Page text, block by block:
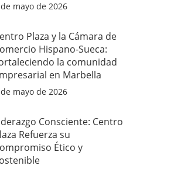
mayo de 2026
Plaza y la Cámara de
Hispano-Sueca:
la comunidad
en Marbella
mayo de 2026
Consciente: Centro
Refuerza su
Ético y